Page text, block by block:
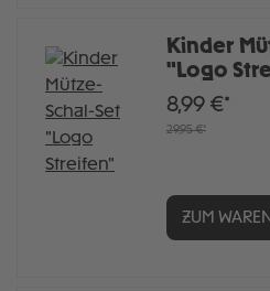
Kinder
"Logo
8,99 €*
29,95 €*
ZUM